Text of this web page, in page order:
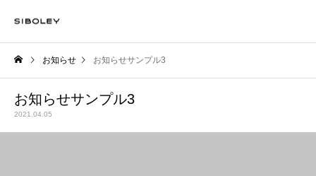
お知らせ お知らせサンプル3
お知らせサンプル3
2021.04.05